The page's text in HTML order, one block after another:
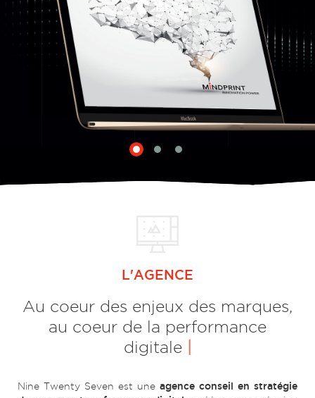
L'AGENCE
Au coeur des enjeux des marques,
au coeur de la performance
digitale
Nine Twenty Seven est une agence conseil en stratégie